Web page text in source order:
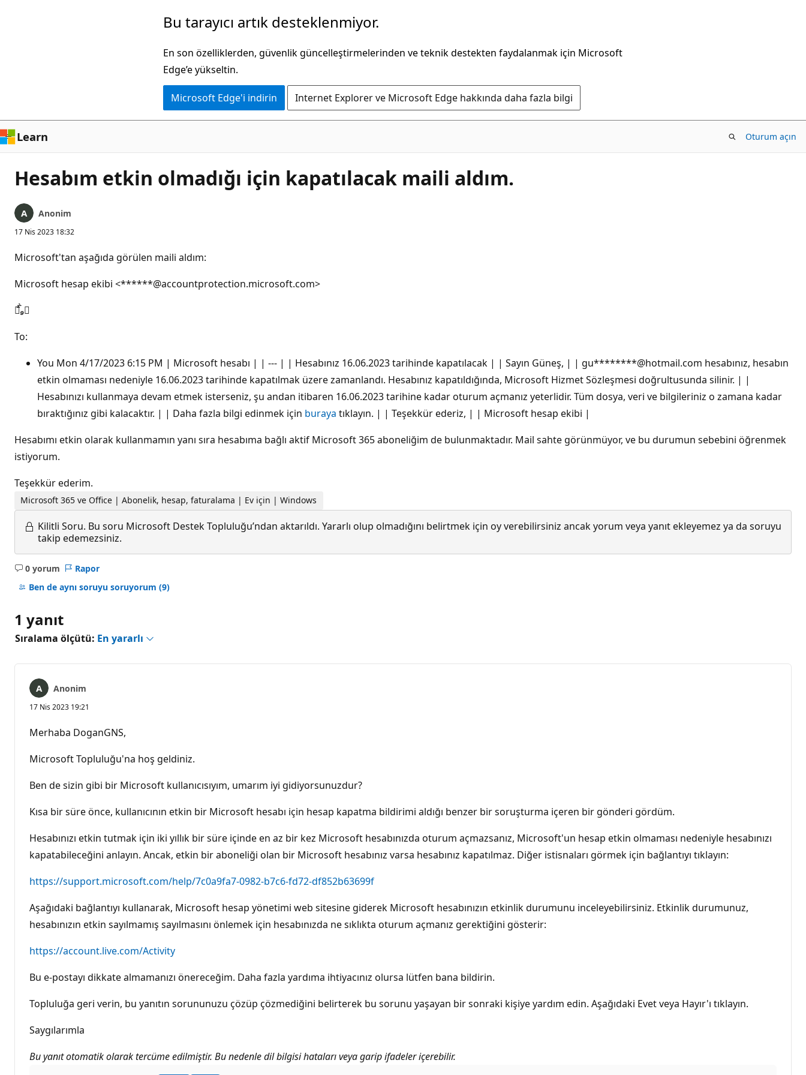
Bu tarayıcı artık desteklenmiyor.
En son özelliklerden, güvenlik güncelleştirmelerinden ve teknik destekten faydalanmak için Microsoft
Edge’e yükseltin.
Microsoft Edge'i indirin Internet Explorer ve Microsoft Edge hakkında daha fazla bilgi
Learn Oturum açın
Hesabım etkin olmadığı için kapatılacak maili aldım.
Anonim
17 Nis 2023 18:32
Microsoft'tan aşağıda görülen maili aldım:
Microsoft hesap ekibi <******@accountprotection.microsoft.com>

To:
You Mon 4/17/2023 6:15 PM | Microsoft hesabı | | --- | | Hesabınız 16.06.2023 tarihinde kapatılacak | | Sayın Güneş, | | gu********@hotmail.com hesabınız, hesabın
etkin olmaması nedeniyle 16.06.2023 tarihinde kapatılmak üzere zamanlandı. Hesabınız kapatıldığında, Microsoft Hizmet Sözleşmesi doğrultusunda silinir. | |
Hesabınızı kullanmaya devam etmek isterseniz, şu andan itibaren 16.06.2023 tarihine kadar oturum açmanız yeterlidir. Tüm dosya, veri ve bilgileriniz o zamana kadar
bıraktığınız gibi kalacaktır. | | Daha fazla bilgi edinmek için buraya tıklayın. | | Teşekkür ederiz, | | Microsoft hesap ekibi |
Hesabımı etkin olarak kullanmamın yanı sıra hesabıma bağlı aktif Microsoft 365 aboneliğim de bulunmaktadır. Mail sahte görünmüyor, ve bu durumun sebebini öğrenmek
istiyorum.
Teşekkür ederim.
Microsoft 365 ve Office | Abonelik, hesap, faturalama | Ev için | Windows
Kilitli Soru. Bu soru Microsoft Destek Topluluğu’ndan aktarıldı. Yararlı olup olmadığını belirtmek için oy verebilirsiniz ancak yorum veya yanıt ekleyemez ya da soruyu
takip edemezsiniz.
0 yorum
Açıklama
yok
Rapor
Ben de aynı soruyu soruyorum (9)
1 yanıt
Sıralama ölçütü: En yararlı
Anonim
17 Nis 2023 19:21
Merhaba DoganGNS,
Microsoft Topluluğu'na hoş geldiniz.
Ben de sizin gibi bir Microsoft kullanıcısıyım, umarım iyi gidiyorsunuzdur?
Kısa bir süre önce, kullanıcının etkin bir Microsoft hesabı için hesap kapatma bildirimi aldığı benzer bir soruşturma içeren bir gönderi gördüm.
Hesabınızı etkin tutmak için iki yıllık bir süre içinde en az bir kez Microsoft hesabınızda oturum açmazsanız, Microsoft'un hesap etkin olmaması nedeniyle hesabınızı
kapatabileceğini anlayın. Ancak, etkin bir aboneliği olan bir Microsoft hesabınız varsa hesabınız kapatılmaz. Diğer istisnaları görmek için bağlantıyı tıklayın:
https://support.microsoft.com/help/7c0a9fa7-0982-b7c6-fd72-df852b63699f
Aşağıdaki bağlantıyı kullanarak, Microsoft hesap yönetimi web sitesine giderek Microsoft hesabınızın etkinlik durumunu inceleyebilirsiniz. Etkinlik durumunuz,
hesabınızın etkin sayılmamış sayılmasını önlemek için hesabınızda ne sıklıkta oturum açmanız gerektiğini gösterir:
https://account.live.com/Activity
Bu e-postayı dikkate almamanızı önereceğim. Daha fazla yardıma ihtiyacınız olursa lütfen bana bildirin.
Topluluğa geri verin, bu yanıtın sorununuzu çözüp çözmediğini belirterek bu sorunu yaşayan bir sonraki kişiye yardım edin. Aşağıdaki Evet veya Hayır'ı tıklayın.
Saygılarımla
Bu yanıt otomatik olarak tercüme edilmiştir. Bu nedenle dil bilgisi hataları veya garip ifadeler içerebilir.